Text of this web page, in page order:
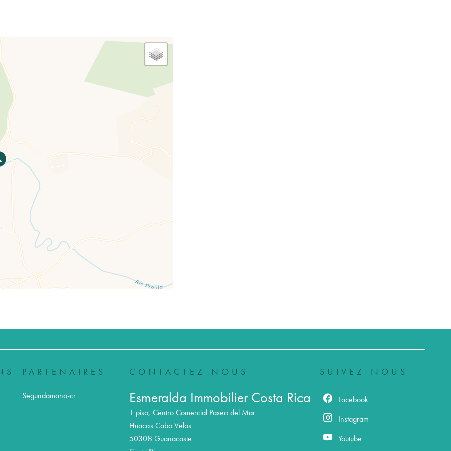
PARTENAIRES
Segundamano-cr
CONTACTEZ-NOUS
Esmeralda Immobilier Costa Rica
1 piso, Centro Comercial Paseo del Mar
Huacas Cabo Velas
50308 Guanacaste
SUIVEZ-NOUS
Facebook
Instagram
Youtube